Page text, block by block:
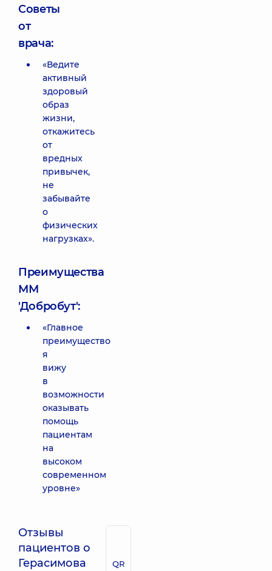
Советы
от
врача:
«Ведите
активный
здоровый
образ
жизни,
откажитесь
от
вредных
привычек,
не
забывайте
о
физических
нагрузках».
Преимущества
ММ
'Добробут':
«Главное
преимущество
я
вижу
в
возможности
оказывать
помощь
пациентам
на
высоком
современном
уровне»
Отзывы
пациентов о
Герасимова
QR